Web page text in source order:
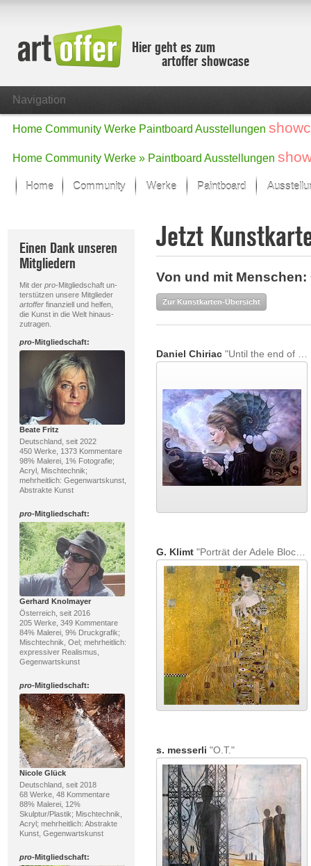
Hier geht es zum
artoffer showcase
Navigation
Home Community Werke Paintboard Ausstellungen
Home Community Werke » Paintboard Ausstellungen
Home Community Werke
Der letzte Monat im Fokus
Alle Fokus-Werke
Fokus-Werke
Neue Werke – Auswahl
Alle neuen Werke
Paintboard
Einen Dank unseren
Mitgliedern
Mit der pro-Mitgliedschaft un-
terstützen unsere Mitglieder
artofferfinanziell und helfen,
die Kunst in die Welt hinaus-
zutragen.
pro-Mitgliedschaft:
Beate Fritz
Deutschland, seit 2022
450 Werke, 1373 Kommentare
98% Malerei, 1% Fotografie;
Acryl, Mischtechnik;
mehrheitlich: Gegenwartskunst,
Abstrakte Kunst
pro-Mitgliedschaft:
Gerhard Knolmayer
Österreich, seit 2016
205 Werke, 349 Kommentare
84% Malerei, 9% Druckgrafik;
Mischtechnik, Oel; mehrheitlich:
expressiver Realismus,
Gegenwartskunst
pro-Mitgliedschaft:
Nicole Glück
Deutschland, seit 2018
68 Werke, 48 Kommentare
88% Malerei, 12%
Skulptur/Plastik; Mischtechnik,
Acryl; mehrheitlich: Abstrakte
Kunst, Gegenwartskunst
pro-Mitgliedschaft:
Jetzt
Von und mit Menschen:
Zur Kunstkarten-Übersicht
Daniel Chiriac"Until the end of time"
G. Klimt"Porträt der Adele Bloch-Bauer"
s. messerli "O.T."